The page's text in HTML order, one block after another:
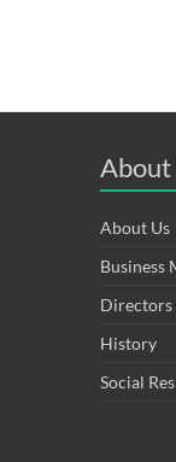
About
About Us
Business
Directors
History
Social